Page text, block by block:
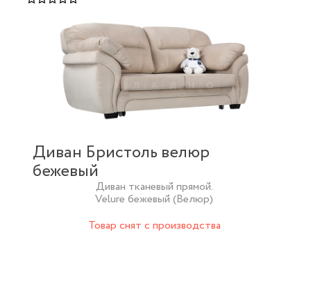
Диван Бристоль велюр
бежевый
Диван тканевый прямой.
Velure бежевый (Велюр)
Товар снят с производства